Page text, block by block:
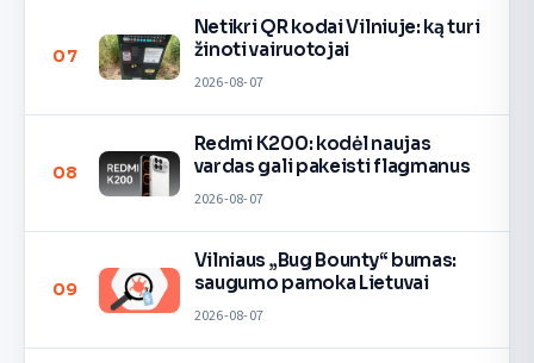
07
Netikri QR kodai Vilniuje: ką turi
žinoti vairuotojai
2026-08-07
08
Redmi K200: kodėl naujas
vardas gali pakeisti flagmanus
2026-08-07
09
Vilniaus „Bug Bounty“ bumas:
saugumo pamoka Lietuvai
2026-08-07